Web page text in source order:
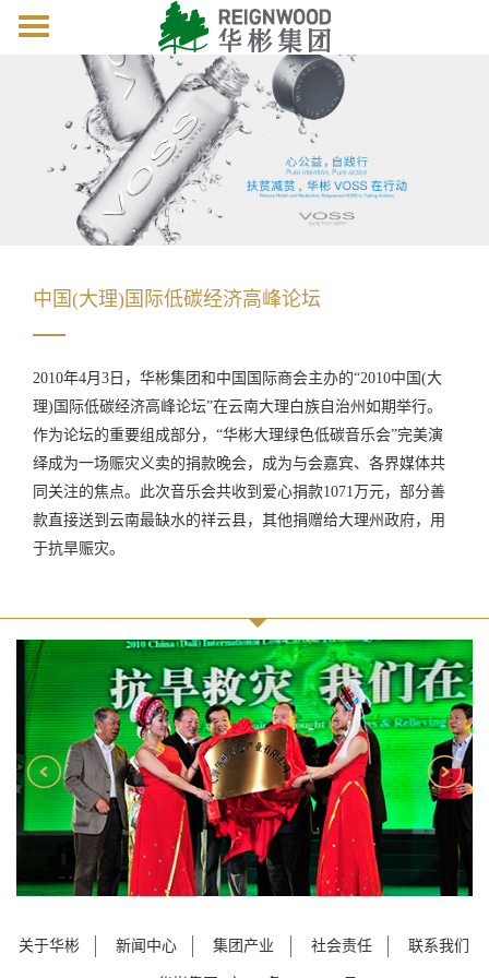
Toggle
navigation
中国(大理)国际低碳经济高峰论坛
2010年4月3日，华彬集团和中国国际商会主办的“2010中国(大
理)国际低碳经济高峰论坛”在云南大理白族自治州如期举行。
作为论坛的重要组成部分， “华彬大理绿色低碳音乐会”完美演
绎成为一场赈灾义卖的捐款晚会，成为与会嘉宾、各界媒体共
同关注的焦点。此次音乐会共收到爱心捐款1071万元，部分善
款直接送到云南最缺水的祥云县，其他捐赠给大理州政府，用
于抗旱赈灾。
关于华彬 新闻中心 集团产业 社会责任 联系我们